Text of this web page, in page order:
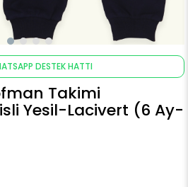
DESTEK HATTI
Takimi
Yesil-Lacivert (6 Ay-